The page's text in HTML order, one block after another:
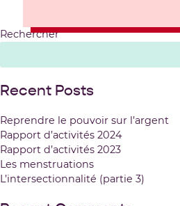
Rechercher
Recent Posts
Reprendre le pouvoir sur l’argent
Rapport d’activités 2024
Rapport d’activités 2023
Les menstruations
L’intersectionnalité (partie 3)